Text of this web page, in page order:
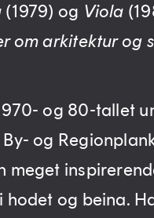
(1979) og Viola
om arkitektur og
og 80-tallet
og
meget
hodet og beina.